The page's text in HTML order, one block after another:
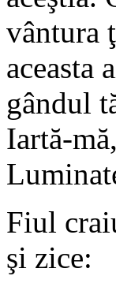
vântura
aceasta
gândul
Iartă-
Fiul
şi zice: